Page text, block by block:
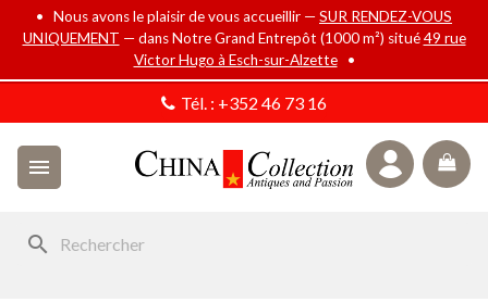
• Nous avons le plaisir de vous accueillir — SUR RENDEZ-VOUS
UNIQUEMENT — dans Notre Grand Entrepôt (1000 m²) situé49 rue
Victor Hugo à Esch-sur-Alzette•
Tél. : +352 46 73 16

search